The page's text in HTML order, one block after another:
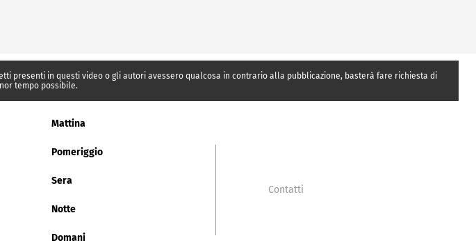
presenti in questi video o gli autori avessero qualcosa in contrario alla pubblicazione, basterà fare richiesta di
tempo possibile.
Mattina
Pomeriggio
Sera
Notte
Domani
Contatti